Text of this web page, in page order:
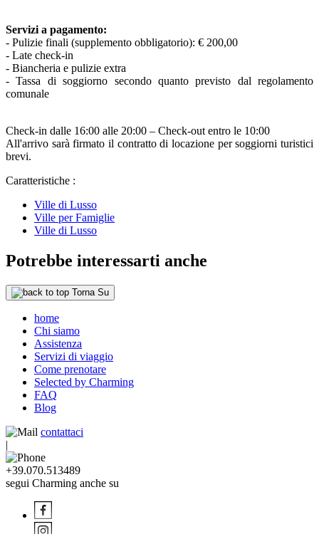
Servizi a pagamento:
- Pulizie finali (supplemento obbligatorio): € 200,00
- Late check-in
- Biancheria e pulizie extra
- Tassa di soggiorno secondo quanto previsto dal regolamento
comunale
Check-in dalle 16:00 alle 20:00 – Check-out entro le 10:00
All'arrivo sarà firmato il contratto di locazione per soggiorni turistici
brevi.
Caratteristiche :
Ville di Lusso
Ville per Famiglie
Ville di Lusso
Potrebbe interessarti anche
Torna Su
home
Chi siamo
Assistenza
Servizi di viaggio
Come prenotare
Selected by Charming
FAQ
Blog
contattaci
|
+39.070.513489
segui Charming anche su